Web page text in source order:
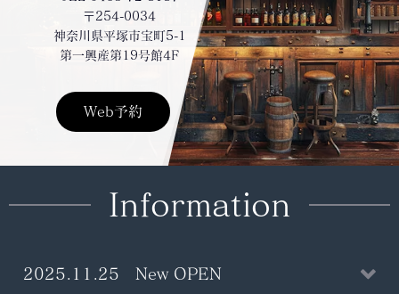
〒254-0034
神奈川県平塚市宝町5-1
第一興産第19号館4F
Web予約
Information
2025.11.25 New OPEN